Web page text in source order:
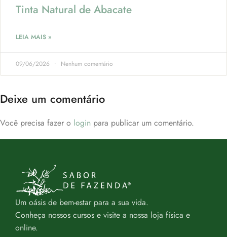
Tinta Natural de Abacate
LEIA MAIS »
09/06/2026 Nenhum comentário
Deixe um comentário
Você precisa fazer o login para publicar um comentário.
Um oásis de bem-estar para a sua vida.
Conheça nossos cursos e visite a nossa loja física e
online.